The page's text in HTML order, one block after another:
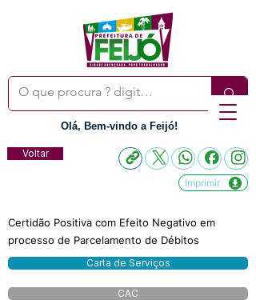
Olá, Bem-vindo a Feijó!
Voltar
Imprimir
Certidão Positiva com Efeito Negativo em
processo de Parcelamento de Débitos
Carta de Serviços
CAC